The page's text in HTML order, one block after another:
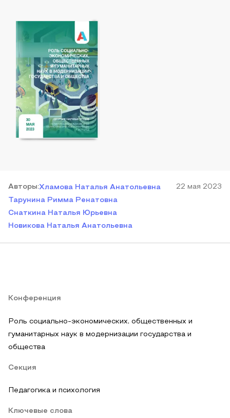
Авторы:Хламова Наталья Анатольевна
Тарунина Римма Ренатовна
Снаткина Наталья Юрьевна
Новикова Наталья Анатольевна
22 мая 2023
Конференция
Роль социально-экономических, общественных и
гуманитарных наук в модернизации государства и
общества
Секция
Педагогика и психология
Ключевые слова